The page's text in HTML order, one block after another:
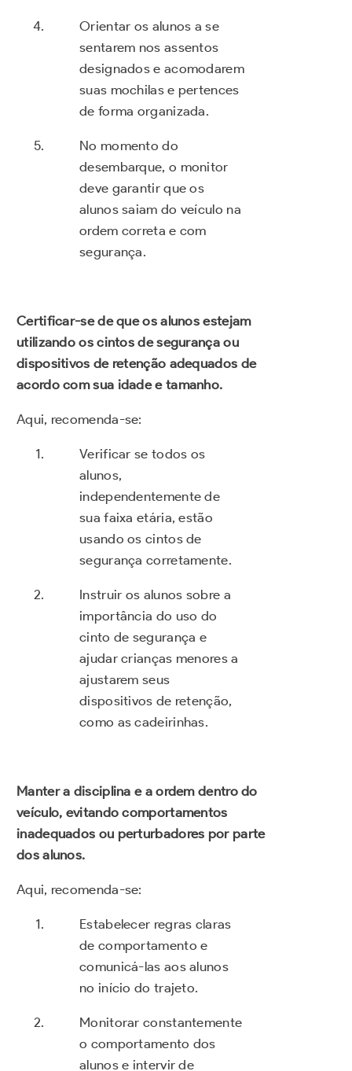
Orientar os alunos a se
sentarem nos assentos
designados e acomodarem
suas mochilas e pertences
de forma organizada.
No momento do
desembarque, o monitor
deve garantir que os
alunos saiam do veículo na
ordem correta e com
segurança.
Certificar-se de que os alunos estejam
utilizando os cintos de segurança ou
dispositivos de retenção adequados de
acordo com sua idade e tamanho.
Aqui, recomenda-se:
Verificar se todos os
alunos,
independentemente de
sua faixa etária, estão
usando os cintos de
segurança corretamente.
Instruir os alunos sobre a
importância do uso do
cinto de segurança e
ajudar crianças menores a
ajustarem seus
dispositivos de retenção,
como as cadeirinhas.
Manter a disciplina e a ordem dentro do
veículo, evitando comportamentos
inadequados ou perturbadores por parte
dos alunos.
Aqui, recomenda-se:
Estabelecer regras claras
de comportamento e
comunicá-las aos alunos
no início do trajeto.
Monitorar constantemente
o comportamento dos
alunos e intervir de